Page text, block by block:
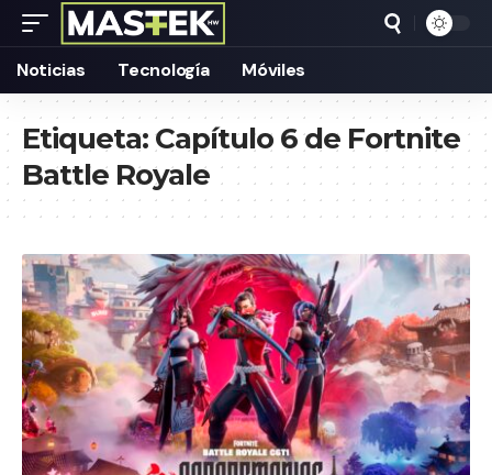
Noticias Tecnología Móviles
Etiqueta:Capítulo 6 de Fortnite
Battle Royale